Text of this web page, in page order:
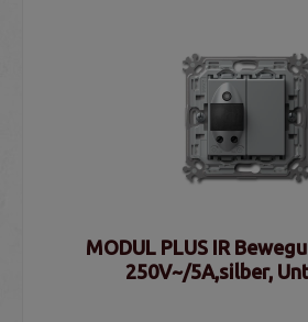
MODUL PLUS IR
250V~/5A,silber,